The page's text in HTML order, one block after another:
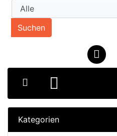
Suchen
Kategorien